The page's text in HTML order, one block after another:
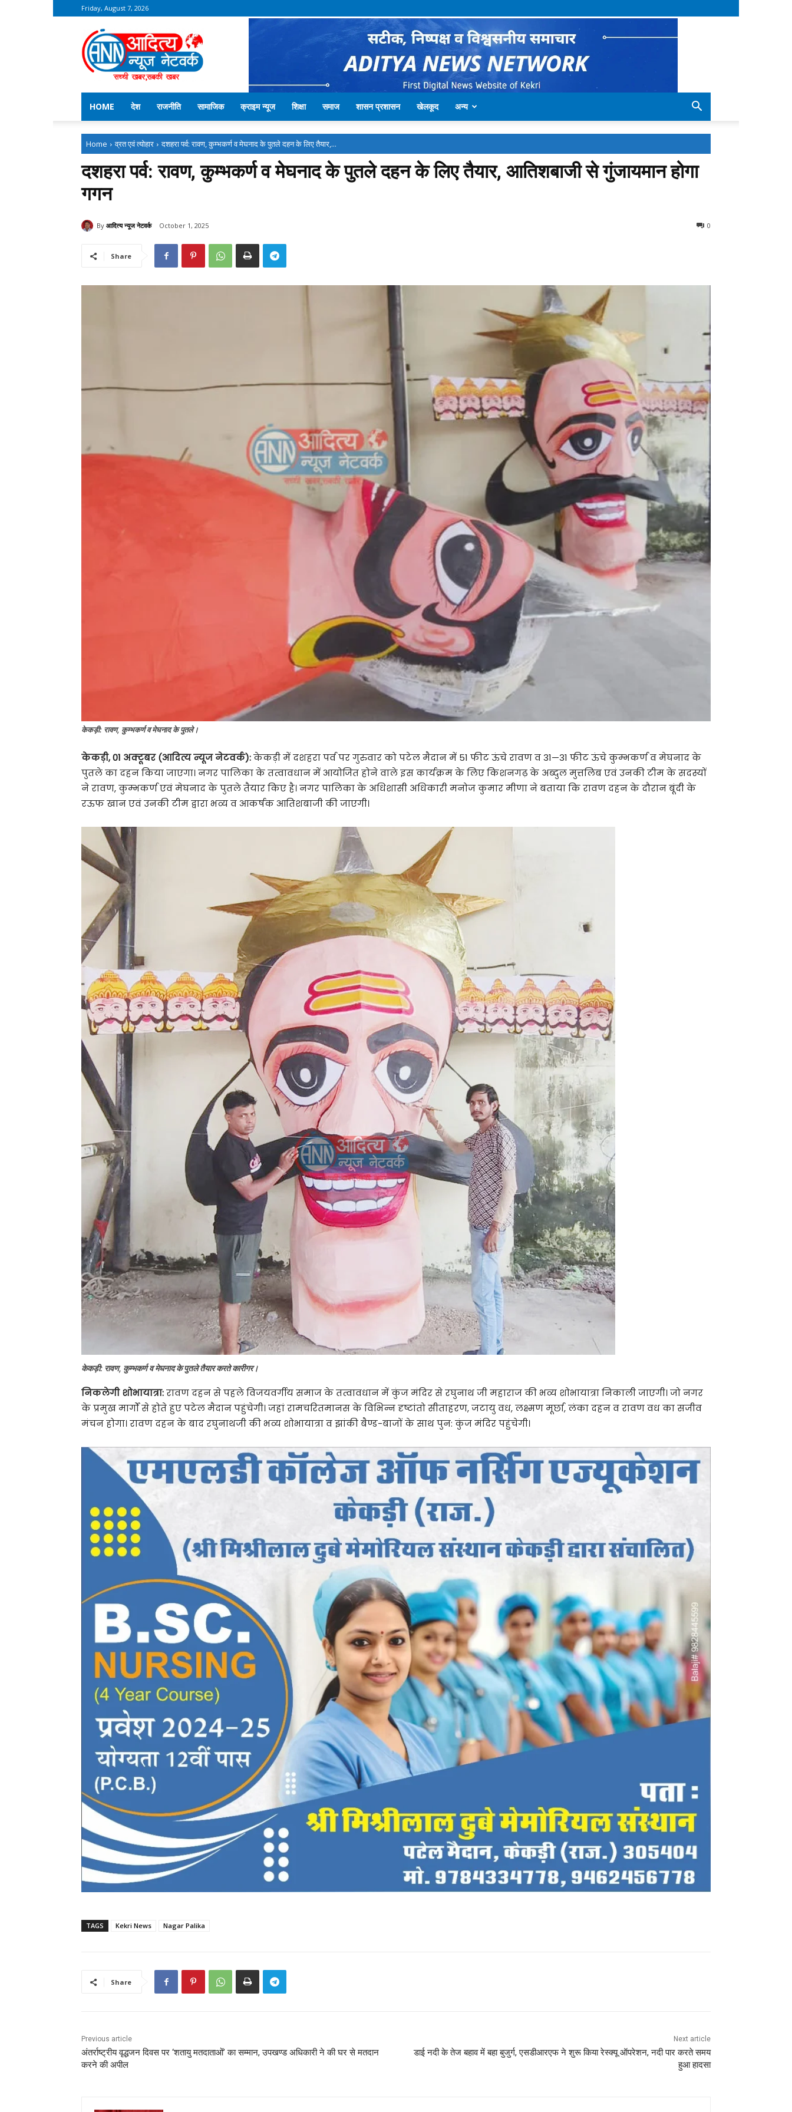
Friday, August 7, 2026
Aditya
News
Network
–
Kekri
News
HOME
देश राजनीति सामाजिक क्राइम न्यूज शिक्षा समाज शासन प्रशासन खेलकूद अन्य
Home व्रत एवं त्योहार दशहरा पर्व: रावण, कुम्भकर्ण व मेघनाद के पुतले दहन के लिए तैयार,...
दशहरा पर्व: रावण, कुम्भकर्ण व मेघनाद के पुतले दहन के लिए तैयार, आतिशबाजी से गुंजायमान होगा
गगन
By आदित्य न्यूज नेटवर्क October 1, 2025 0
Share
केकड़ी: रावण, कुम्भकर्ण व मेघनाद के पुतले।
केकड़ी, 01 अक्टूबर (आदित्य न्यूज नेटवर्क):केकड़ी में दशहरा पर्व पर गुरुवार को पटेल मैदान में 51 फीट ऊंचे रावण व 31—31 फीट ऊंचे कुम्भकर्ण व मेघनाद के
पुतले का दहन किया जाएगा। नगर पालिका के तत्वावधान में आयोजित होने वाले इस कार्यक्रम के लिए किशनगढ़ के अब्दुल मुत्तलिब एवं उनकी टीम के सदस्यों
ने रावण, कुम्भकर्ण एवं मेघनाद के पुतले तैयार किए है। नगर पालिका के अधिशासी अधिकारी मनोज कुमार मीणा ने बताया कि रावण दहन के दौरान बूंदी के
रऊफ खान एवं उनकी टीम द्वारा भव्य व आकर्षक आतिशबाजी की जाएगी।
केकड़ी: रावण, कुम्भकर्ण व मेघनाद के पुतले तैयार करते कारीगर।
निकलेगी शोभायात्रा:रावण दहन से पहले विजयवर्गीय समाज के तत्वावधान में कुंज मंदिर से रघुनाथ जी महाराज की भव्य शोभायात्रा निकाली जाएगी। जो नगर
के प्रमुख मार्गों से होते हुए पटेल मैदान पहुंचेगी। जहां रामचरितमानस के विभिन्न दृष्टांतो सीताहरण, जटायु वध, लक्ष्मण मूर्छा, लंका दहन व रावण वध का सजीव
मंचन होगा। रावण दहन के बाद रघुनाथजी की भव्य शोभायात्रा व झांकी बैण्ड-बाजों के साथ पुन: कुंज मंदिर पहुंचेगी।
TAGS Kekri News Nagar Palika
Share
Previous article
अंतर्राष्ट्रीय वृद्धजन दिवस पर ‘शतायु मतदाताओं’ का सम्मान, उपखण्ड अधिकारी ने की घर से मतदान
करने की अपील
Next article
डाई नदी के तेज बहाव में बहा बुजुर्ग, एसडीआरएफ ने शुरू किया रेस्क्यू ऑपरेशन, नदी पार करते समय
हुआ हादसा